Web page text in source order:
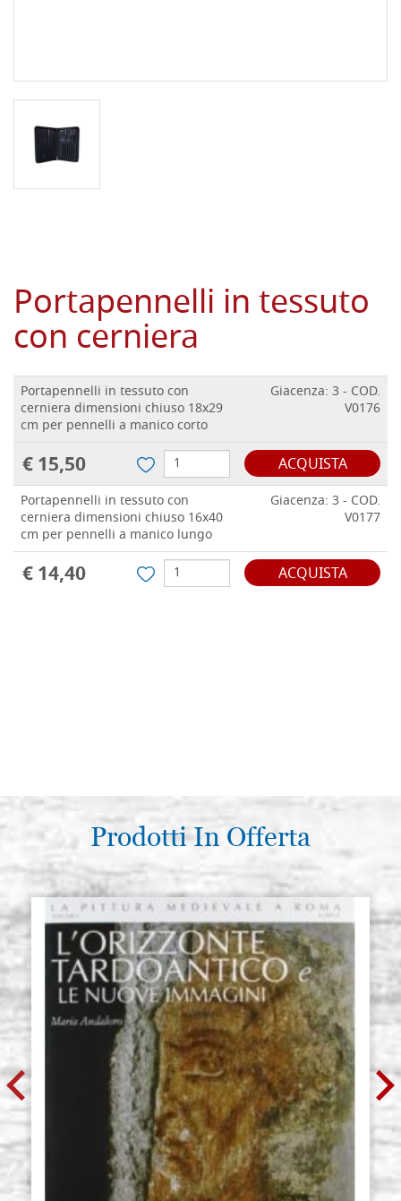
Portapennelli in tessuto
con cerniera
Portapennelli in tessuto con
cerniera dimensioni chiuso 18x29
cm per pennelli a manico corto
Giacenza: 3 - COD.
V0176
€ 15,50 ACQUISTA
Portapennelli in tessuto con
cerniera dimensioni chiuso 16x40
cm per pennelli a manico lungo
Giacenza: 3 - COD.
V0177
€ 14,40 ACQUISTA
Prodotti In Offerta